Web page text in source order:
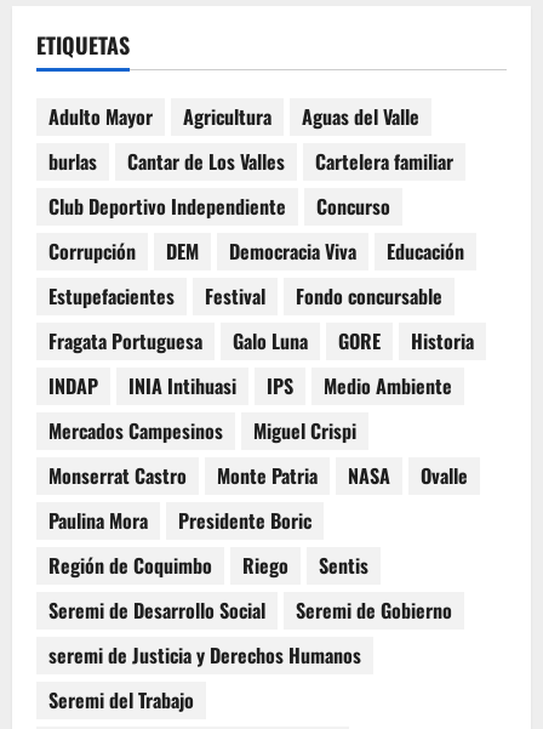
ETIQUETAS
Adulto Mayor Agricultura
Aguas del Valle
burlas
Cantar de Los Valles
Cartelera familiar
Club Deportivo Independiente
Concurso
Corrupción
DEM Democracia Viva
Educación
Estupefacientes
Festival
Fondo concursable
Fragata Portuguesa
Galo Luna GORE
Historia
INDAP
INIA Intihuasi IPS
Medio Ambiente
Mercados Campesinos
Miguel Crispi
Monserrat Castro
Monte Patria NASA
Ovalle
Paulina Mora
Presidente Boric
Región de Coquimbo
Riego
Sentis
Seremi de Desarrollo Social
Seremi de Gobierno
seremi de Justicia y Derechos Humanos
Seremi del Trabajo